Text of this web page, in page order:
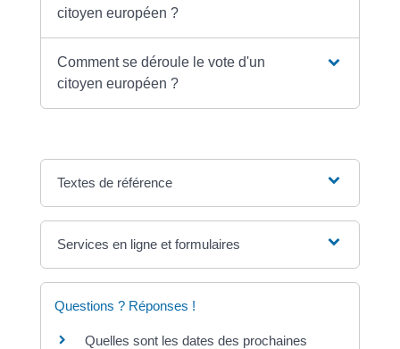
citoyen européen ?
Comment se déroule le vote d'un
citoyen européen ?
Textes de référence
Services en ligne et formulaires
Questions ? Réponses !
Quelles sont les dates des prochaines